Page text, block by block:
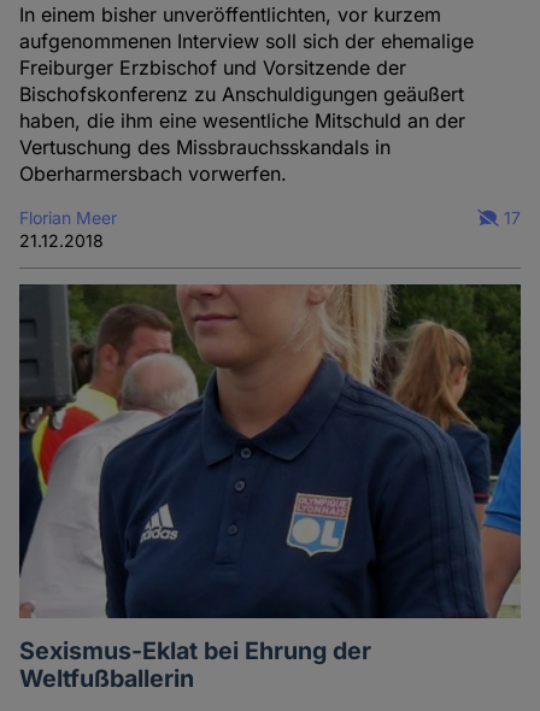
In einem bisher unveröffentlichten, vor kurzem
aufgenommenen Interview soll sich der ehemalige
Freiburger Erzbischof und Vorsitzende der
Bischofskonferenz zu Anschuldigungen geäußert
haben, die ihm eine wesentliche Mitschuld an der
Vertuschung des Missbrauchsskandals in
Oberharmersbach vorwerfen.
Florian Meer
21.12.2018
17
Sexismus-Eklat bei Ehrung der
Weltfußballerin